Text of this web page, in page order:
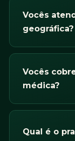
Vocês
geográfica?
Vocês
médica?
Qual é o